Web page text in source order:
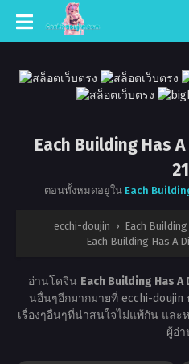
Each Building Has
21
ตอนทั้งหมดอยู่ใน Each
ecchi-doujin › Each
Each Building Has A
อ่านโดจิน Each Building Has
นอื่นๆอีกมากมายที่ ecchi-doujin
เรื่องๆอื่นๆที่น่าสนใจไม่แพ้กัน และ
ผู้อ่า